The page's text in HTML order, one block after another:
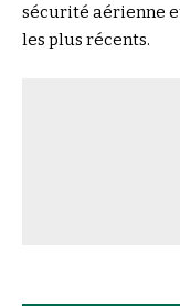
sécurité aérienne
les plus récents.